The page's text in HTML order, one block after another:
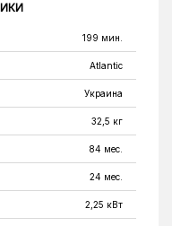
199 мин.
Atlantic
Украина
32,5 кг
84 мес.
24 мес.
2,25 кВт